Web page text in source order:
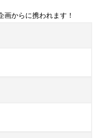
からに携われます！